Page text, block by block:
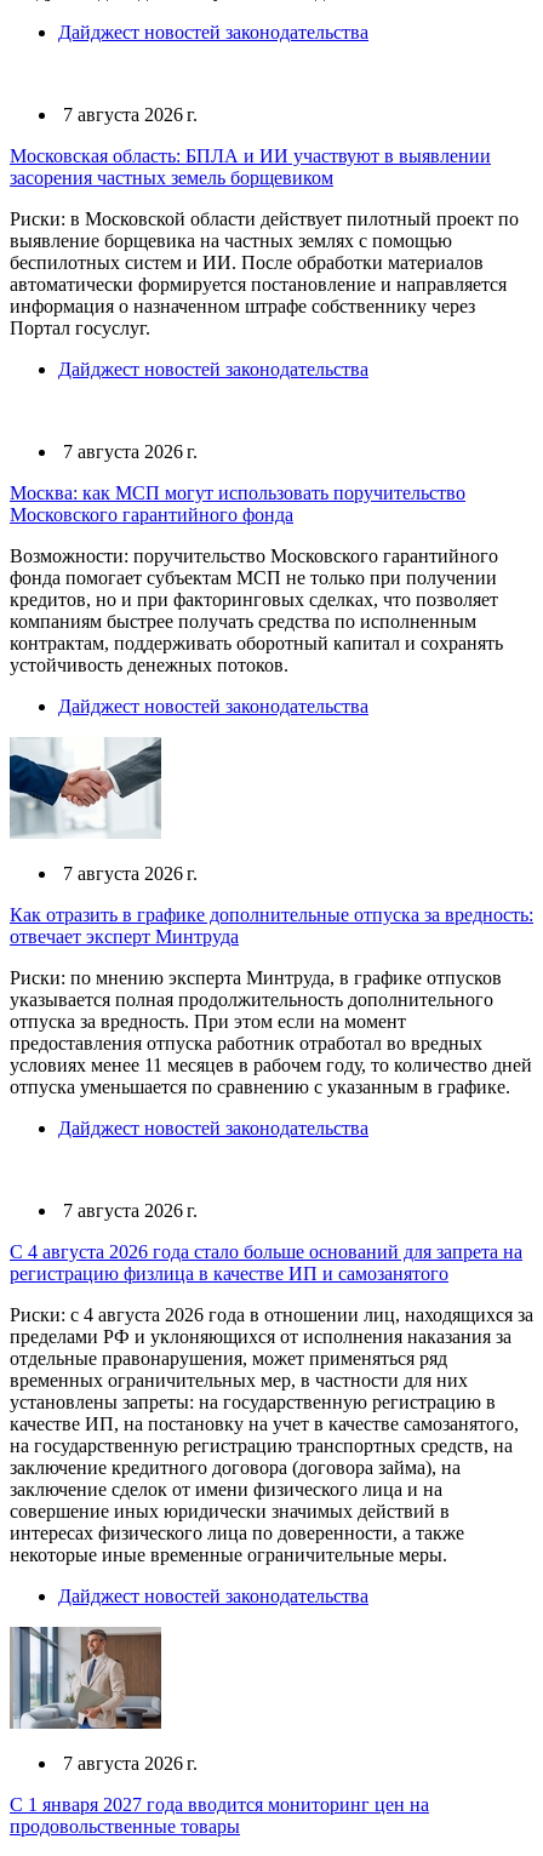
Дайджест новостей законодательства
7 августа 2026 г.
Московская область: БПЛА и ИИ участвуют в выявлении
засорения частных земель борщевиком
Риски: в Московской области действует пилотный проект по
выявление борщевика на частных землях с помощью
беспилотных систем и ИИ. После обработки материалов
автоматически формируется постановление и направляется
информация о назначенном штрафе собственнику через
Портал госуслуг.
Дайджест новостей законодательства
7 августа 2026 г.
Москва: как МСП могут использовать поручительство
Московского гарантийного фонда
Возможности: поручительство Московского гарантийного
фонда помогает субъектам МСП не только при получении
кредитов, но и при факторинговых сделках, что позволяет
компаниям быстрее получать средства по исполненным
контрактам, поддерживать оборотный капитал и сохранять
устойчивость денежных потоков.
Дайджест новостей законодательства
7 августа 2026 г.
Как отразить в графике дополнительные отпуска за вредность:
отвечает эксперт Минтруда
Риски: по мнению эксперта Минтруда, в графике отпусков
указывается полная продолжительность дополнительного
отпуска за вредность. При этом если на момент
предоставления отпуска работник отработал во вредных
условиях менее 11 месяцев в рабочем году, то количество дней
отпуска уменьшается по сравнению с указанным в графике.
Дайджест новостей законодательства
7 августа 2026 г.
С 4 августа 2026 года стало больше оснований для запрета на
регистрацию физлица в качестве ИП и самозанятого
Риски: с 4 августа 2026 года в отношении лиц, находящихся за
пределами РФ и уклоняющихся от исполнения наказания за
отдельные правонарушения, может применяться ряд
временных ограничительных мер, в частности для них
установлены запреты: на государственную регистрацию в
качестве ИП, на постановку на учет в качестве самозанятого,
на государственную регистрацию транспортных средств, на
заключение кредитного договора (договора займа), на
заключение сделок от имени физического лица и на
совершение иных юридически значимых действий в
интересах физического лица по доверенности, а также
некоторые иные временные ограничительные меры.
Дайджест новостей законодательства
7 августа 2026 г.
С 1 января 2027 года вводится мониторинг цен на
продовольственные товары